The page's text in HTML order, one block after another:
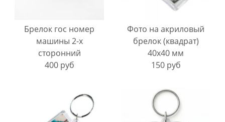
Брелок гос номер
машины 2-х
сторонний
400 руб
Фото на акриловый
брелок (квадрат)
40х40 мм
150 руб